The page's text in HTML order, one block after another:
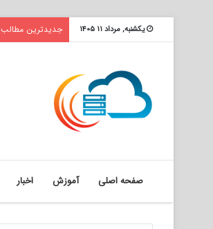
یکشنبه, مرداد ۱۱ ۱۴۰۵ جدیدترین مطالب
صفحه اصلی آموزش اخبار